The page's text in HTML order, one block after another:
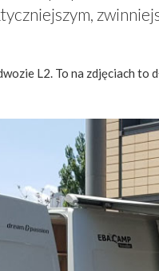
L2. To na zdjęciach to